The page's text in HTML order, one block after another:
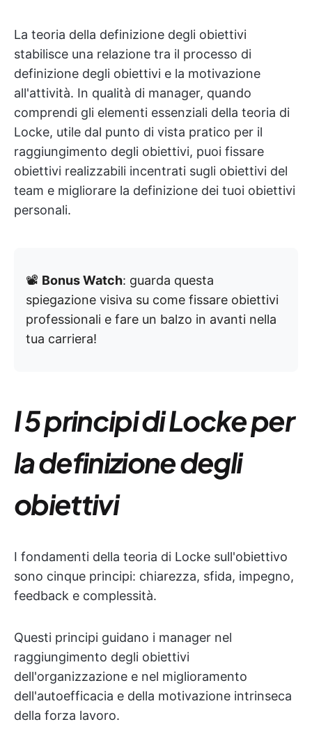
La teoria della definizione degli obiettivi
stabilisce una relazione tra il processo di
definizione degli obiettivi e la motivazione
all'attività. In qualità di manager, quando
comprendi gli elementi essenziali della teoria di
Locke, utile dal punto di vista pratico per il
raggiungimento degli obiettivi, puoi fissare
obiettivi realizzabili incentrati sugli obiettivi del
team e migliorare la definizione dei tuoi obiettivi
personali.
📽️ Bonus Watch: guarda questa
spiegazione visiva su come fissare obiettivi
professionali e fare un balzo in avanti nella
tua carriera!
I 5 principi di Locke per
la definizione degli
obiettivi
I fondamenti della teoria di Locke sull'obiettivo
sono cinque principi: chiarezza, sfida, impegno,
feedback e complessità.
Questi principi guidano i manager nel
raggiungimento degli obiettivi
dell'organizzazione e nel miglioramento
dell'autoefficacia e della motivazione intrinseca
della forza lavoro.